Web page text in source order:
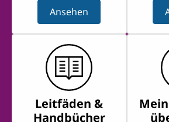
Ansehen
Leitfäden &
Handbücher